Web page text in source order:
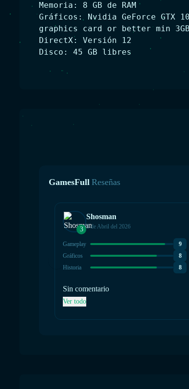
Memoria: 8 GB de RAM
Gráficos: Nvidia GeForce GTX
graphics card or better min 3GB
DirectX: Versión 12
Disco: 45 GB libres
GamesFull Reseñas
3
Shosman
1 de Abril del 2026
Gameplay
9
Gráficos
8
Historia
8
Sin comentario
Ver todo